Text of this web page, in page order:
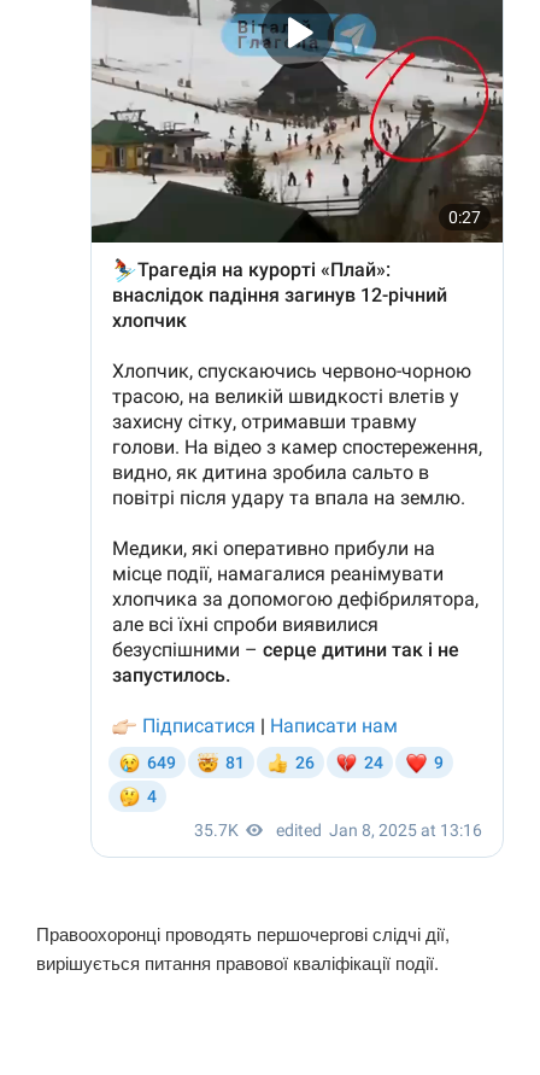
Правоохоронці проводять першочергові слідчі дії,
вирішується питання правової кваліфікації події.